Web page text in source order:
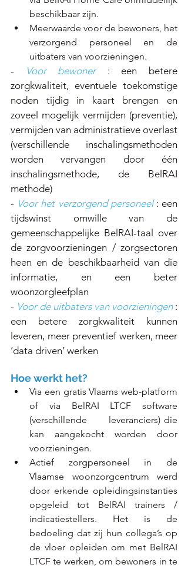
beschikbaar zijn.
Meerwaarde voor de bewoners, het
verzorgend personeel en de
uitbaters van voorzieningen.
- Voor bewoner : een betere
zorgkwaliteit, eventuele toekomstige
noden tijdig in kaart brengen en
zoveel mogelijk vermijden (preventie),
vermijden van administratieve overlast
(verschillende inschalingsmethoden
worden vervangen door één
inschalingsmethode, de BelRAI
methode)
- Voor het verzorgend personeel : een
tijdswinst omwille van de
gemeenschappelijke BelRAI-taal over
de zorgvoorzieningen / zorgsectoren
heen en de beschikbaarheid van die
informatie, en een beter
woonzorgleefplan
- Voor de uitbaters van voorzieningen :
een betere zorgkwaliteit kunnen
leveren, meer preventief werken, meer
‘data driven’ werken
Hoe werkt het?
Via een gratis Vlaams web-platform
of via BelRAI LTCF software
(verschillende      leveranciers) die
kan aangekocht worden door
voorzieningen.
Actief zorgpersoneel in de
Vlaamse woonzorgcentrum werd
door erkende opleidingsinstanties
opgeleid tot BelRAI trainers /
indicatiestellers. Het is de
bedoeling dat zij hun collega’s op
de vloer opleiden om met BelRAI
LTCF te werken, om bewoners in te